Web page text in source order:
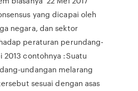
yang dicapai oleh
negara, dan sektor
peraturan perundang-
2013 contohnya :Suatu
undangan melarang
sesuai dengan asas